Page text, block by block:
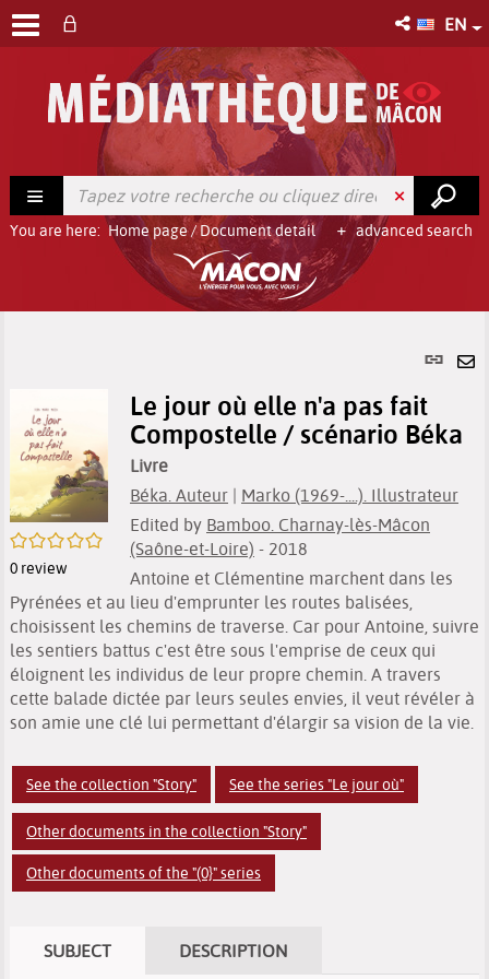
EN
advanced search
You are here: Home page/Document detail
link
/5
0 review
Le jour où elle n'a pas fait
Compostelle / scénario Béka
Livre
Béka. Auteur | Marko (1969-....). Illustrateur
Edited by Bamboo. Charnay-lès-Mâcon
(Saône-et-Loire) - 2018
Antoine et Clémentine marchent dans les
Pyrénées et au lieu d'emprunter les routes balisées,
choisissent les chemins de traverse. Car pour Antoine, suivre
les sentiers battus c'est être sous l'emprise de ceux qui
éloignent les individus de leur propre chemin. A travers
cette balade dictée par leurs seules envies, il veut révéler à
son amie une clé lui permettant d'élargir sa vision de la vie.
See the collection "Story" See the series "Le jour où"
Other documents in the collection "Story"
Other documents of the "(0}" series
SUBJECT DESCRIPTION